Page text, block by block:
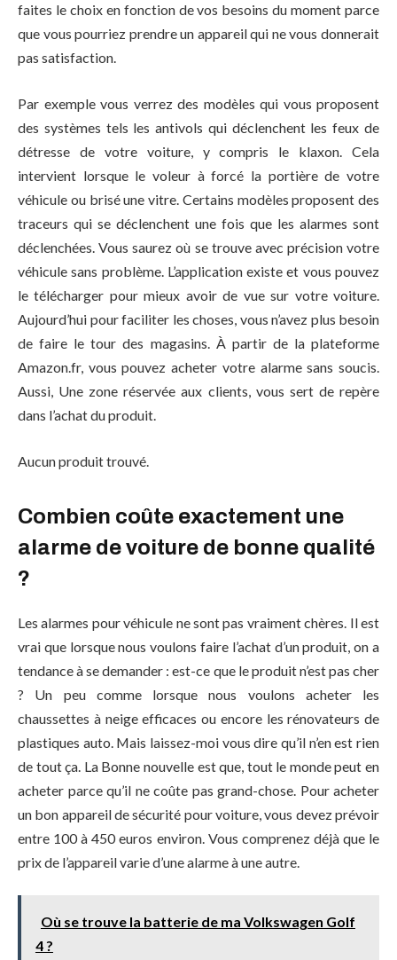
faites le choix en fonction de vos besoins du moment parce
que vous pourriez prendre un appareil qui ne vous donnerait
pas satisfaction.
Par exemple vous verrez des modèles qui vous proposent
des systèmes tels les antivols qui déclenchent les feux de
détresse de votre voiture, y compris le klaxon. Cela
intervient lorsque le voleur à forcé la portière de votre
véhicule ou brisé une vitre. Certains modèles proposent des
traceurs qui se déclenchent une fois que les alarmes sont
déclenchées. Vous saurez où se trouve avec précision votre
véhicule sans problème. L’application existe et vous pouvez
le télécharger pour mieux avoir de vue sur votre voiture.
Aujourd’hui pour faciliter les choses, vous n’avez plus besoin
de faire le tour des magasins. À partir de la plateforme
Amazon.fr, vous pouvez acheter votre alarme sans soucis.
Aussi, Une zone réservée aux clients, vous sert de repère
dans l’achat du produit.
Aucun produit trouvé.
Combien coûte exactement une
alarme de voiture de bonne qualité
?
Les alarmes pour véhicule ne sont pas vraiment chères. Il est
vrai que lorsque nous voulons faire l’achat d’un produit, on a
tendance à se demander : est-ce que le produit n’est pas cher
? Un peu comme lorsque nous voulons acheter les
chaussettes à neige efficaces ou encore les rénovateurs de
plastiques auto. Mais laissez-moi vous dire qu’il n’en est rien
de tout ça. La Bonne nouvelle est que, tout le monde peut en
acheter parce qu’il ne coûte pas grand-chose. Pour acheter
un bon appareil de sécurité pour voiture, vous devez prévoir
entre 100 à 450 euros environ. Vous comprenez déjà que le
prix de l’appareil varie d’une alarme à une autre.
Où se trouve la batterie de ma Volkswagen Golf
4 ?